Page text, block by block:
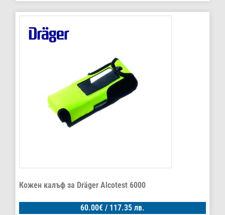
Кожен калъф за Dräger Alcotest 6000
60.00€ / 117.35 лв.